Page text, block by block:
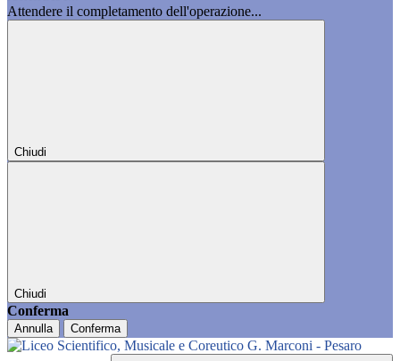
Attendere il completamento dell'operazione...
Chiudi
Chiudi
Conferma
Annulla Conferma